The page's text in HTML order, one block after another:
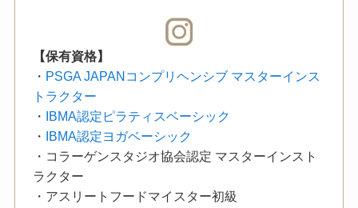
【保有資格】
・ PSGA JAPANコンプリヘンシブ マスターインス
トラクター
・
IBMA認定ピラティスベーシック
・
IBMA認定ヨガベーシック
・コラーゲンスタジオ協会認定 マスターインスト
ラクター
・アスリートフードマイスター初級